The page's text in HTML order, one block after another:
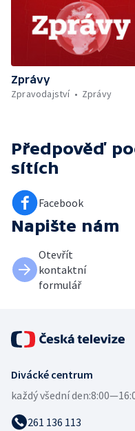
Zprávy
Zpravodajství
Zprávy
Předpověď
sítích
Facebook
Napište nám
Otevřít
kontaktní
formulář
Divácké centrum
každý všední den:
261 136 113